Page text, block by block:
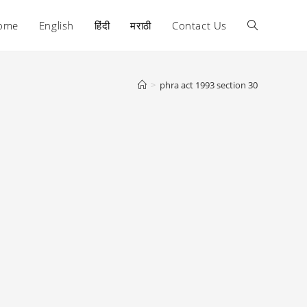
English हिंदी मराठी Contact Us Toggle
> phra act 1993 section 30